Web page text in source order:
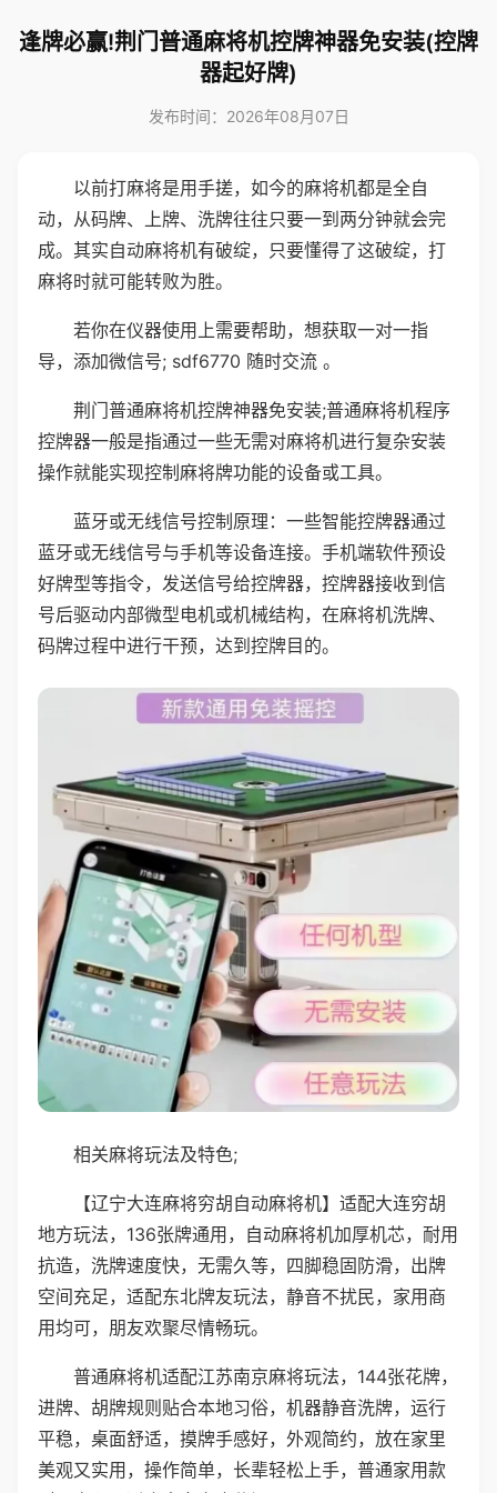
逢牌必赢!荆门普通麻将机控牌神器免安装(控牌
器起好牌)
发布时间：2026年08月07日
以前打麻将是用手搓，如今的麻将机都是全自
动，从码牌、上牌、洗牌往往只要一到两分钟就会完
成。其实自动麻将机有破绽，只要懂得了这破绽，打
麻将时就可能转败为胜。
若你在仪器使用上需要帮助，想获取一对一指
导，添加微信号; sdf6770 随时交流 。
荆门普通麻将机控牌神器免安装;普通麻将机程序
控牌器一般是指通过一些无需对麻将机进行复杂安装
操作就能实现控制麻将牌功能的设备或工具。
蓝牙或无线信号控制原理：一些智能控牌器通过
蓝牙或无线信号与手机等设备连接。手机端软件预设
好牌型等指令，发送信号给控牌器，控牌器接收到信
号后驱动内部微型电机或机械结构，在麻将机洗牌、
码牌过程中进行干预，达到控牌目的。
相关麻将玩法及特色;
【辽宁大连麻将穷胡自动麻将机】适配大连穷胡
地方玩法，136张牌通用，自动麻将机加厚机芯，耐用
抗造，洗牌速度快，无需久等，四脚稳固防滑，出牌
空间充足，适配东北牌友玩法，静音不扰民，家用商
用均可，朋友欢聚尽情畅玩。
普通麻将机适配江苏南京麻将玩法，144张花牌，
进牌、胡牌规则贴合本地习俗，机器静音洗牌，运行
平稳，桌面舒适，摸牌手感好，外观简约，放在家里
美观又实用，操作简单，长辈轻松上手，普通家用款